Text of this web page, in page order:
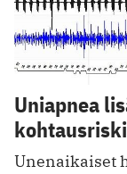
Uniapnea
Unenaikaiset